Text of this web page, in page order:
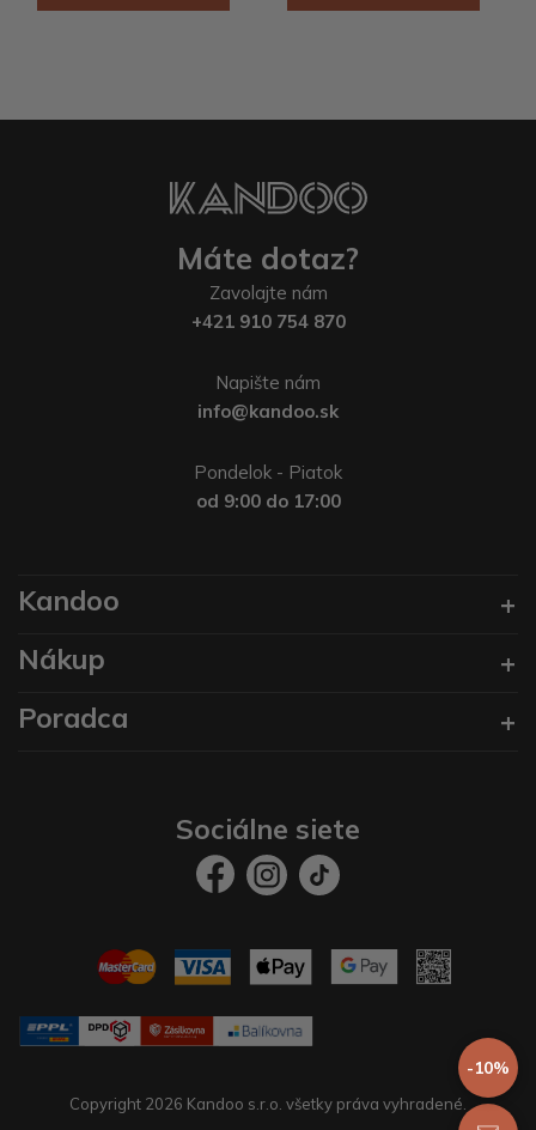
-10%
Máte dotaz?
Zavolajte nám
+421 910 754 870
Napište nám
info@kandoo.sk
Pondelok - Piatok
od 9:00 do 17:00
Kandoo
Nákup
Poradca
Sociálne siete
Copyright 2026 Kandoo s.r.o. všetky práva vyhradené.